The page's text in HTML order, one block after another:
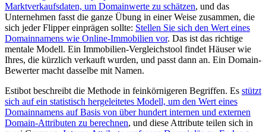
Marktverkaufsdaten, um Domainwerte zu schätzen, und das
Unternehmen fasst die ganze Übung in einer Weise zusammen, die
sich jeder Flipper einprägen sollte: Stellen Sie sich den Wert eines
Domainnamens wie Online-Immobilien vor. Das ist das richtige
mentale Modell. Ein Immobilien-Vergleichstool findet Häuser wie
Ihres, die kürzlich verkauft wurden, und passt dann an. Ein Domain-
Bewerter macht dasselbe mit Namen.
Estibot beschreibt die Methode in feinkörnigeren Begriffen. Es stützt
sich auf ein statistisch hergeleitetes Modell, um den Wert eines
Domainnamens auf Basis von über hundert internen und externen
Domain-Attributen zu berechnen, und diese Attribute teilen sich in